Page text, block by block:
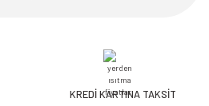
KREDİ KARTINA TAKSİT